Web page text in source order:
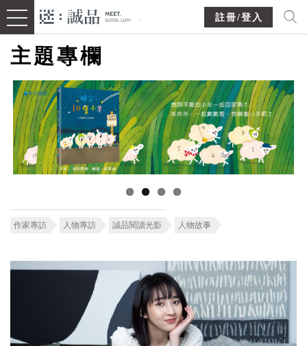
註冊/登入
主題專欄
作家專訪 人物專訪 誠品閱讀光影 人物故事